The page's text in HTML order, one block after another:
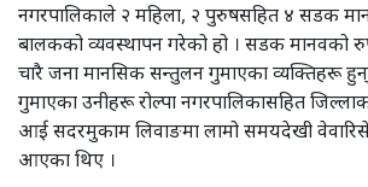
नगरपालिकाले २ महिला, २ पुरुषसहित ४ सडक
बालकको व्यवस्थापन गरेको हो । सडक मानवको
चारै जना मानसिक सन्तुलन गुमाएका व्यक्तिहरू
गुमाएका उनीहरू रोल्पा नगरपालिकासहित
आई सदरमुकाम लिवाङमा लामो समयदेखी
आएका थिए ।